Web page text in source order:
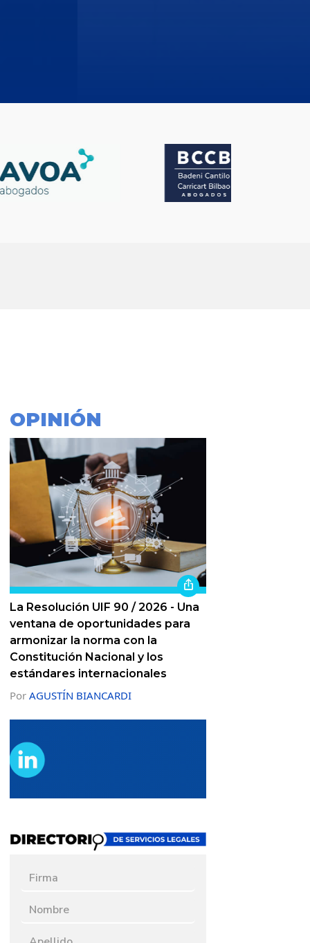
OPINIÓN
La Resolución UIF 90 / 2026 - Una
ventana de oportunidades para
armonizar la norma con la
Constitución Nacional y los
estándares internacionales
Por AGUSTÍN BIANCARDI